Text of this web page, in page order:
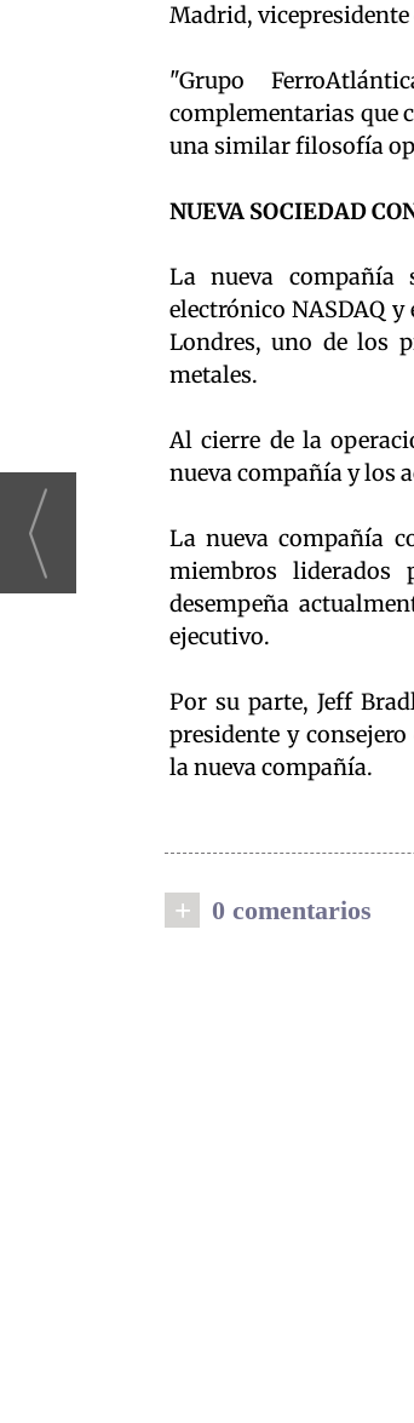
Madrid,
"Grupo
complementarias que
una similar filosofía
NUEVA SOCIEDAD
La nueva compañía
electrónico NASDAQ
Londres, uno de los
metales.
Al cierre de la
nueva compañía y los
La nueva compañía
miembros liderados
desempeña
ejecutivo.
Por su parte, Jeff
presidente y
la nueva compañía.
+ 0 comentarios